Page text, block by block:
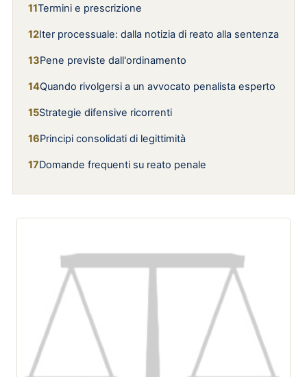
Termini e prescrizione
Iter processuale: dalla notizia di reato alla sentenza
Pene previste dall'ordinamento
Quando rivolgersi a un avvocato penalista esperto
Strategie difensive ricorrenti
Principi consolidati di legittimità
Domande frequenti su reato penale